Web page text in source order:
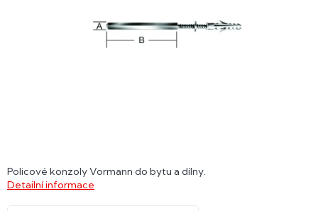
Policové konzoly Vormann do bytu a dílny.
Detailní informace